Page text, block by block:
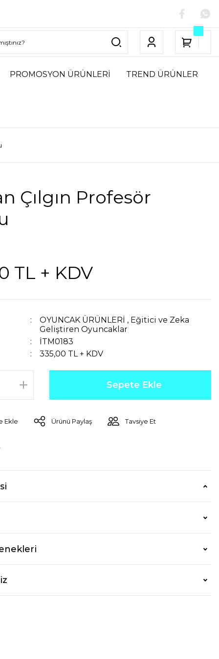
PROMOSYON ÜRÜNLERİ TREND ÜRÜNLER
Çılgın Profesör
TL + KDV
OYUNCAK ÜRÜNLERİ , Eğitici ve Zeka
Geliştiren Oyuncaklar
İTM0183
335,00 TL + KDV
Sepete Ekle
Ürünü Paylaş Tavsiye Et